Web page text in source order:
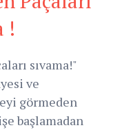
!
sıvama!"
ve
görmeden
başlamadan